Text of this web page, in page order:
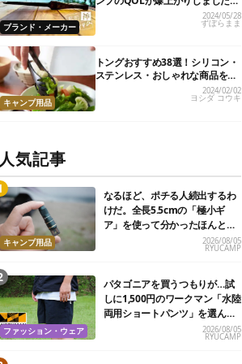
ブランド・メーカー
【私的神アイテム】
2024/05/28
ずぼらまま
キャンプ用品
トングおすすめ38選！シリコン・
ステンレス・おしゃれな商品を紹
介
2024/02/02
ヨシダ コウキ
気記事
キャンプ用品
なるほど、ポチる人続出するわ
けだ。全長5.5cmの「極小ギ
ア」を使って分かったほんとの
2026/08/05
RYUCAMP
ファッション・ウェア
パタゴニアを買うつもりが…試
しに1,500円のワークマン「水陸
両用ショートパンツ」を選んだ
2026/08/05
RYUCAMP